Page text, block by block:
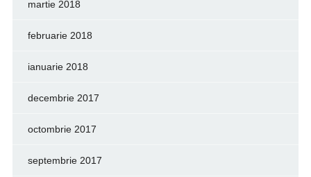
martie 2018
februarie 2018
ianuarie 2018
decembrie 2017
octombrie 2017
septembrie 2017